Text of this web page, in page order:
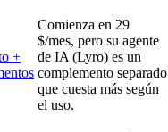
+
Comienza en 29
$/mes, pero su agente
de IA (Lyro) es un
complemento separado
que cuesta más según
el uso.